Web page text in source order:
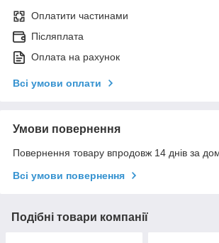
Оплатити частинами
Післяплата
Оплата на рахунок
Всі умови оплати
Умови повернення
Повернення товару впродовж 14 днів за
Всі умови повернення
Подібні товари компанії